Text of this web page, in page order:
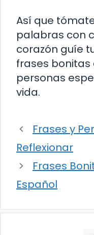
Así que
palabras con
corazón guíe
frases
personas
vida.
Frases y
Reflexionar
Frases
Español